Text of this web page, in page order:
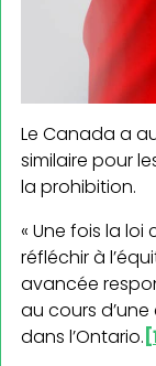
Le Canada a
similaire pour
la prohibition.
« Une fois la
réfléchir à
avancée
au cours
dans l’Ontario.